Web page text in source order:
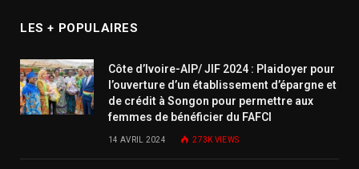
LES + POPULAIRES
Côte d’Ivoire-AIP/ JIF 2024 : Plaidoyer pour
l’ouverture d’un établissement d’épargne et
de crédit à Songon pour permettre aux
femmes de bénéficier du FAFCI
14 AVRIL 2024 273KVIEWS